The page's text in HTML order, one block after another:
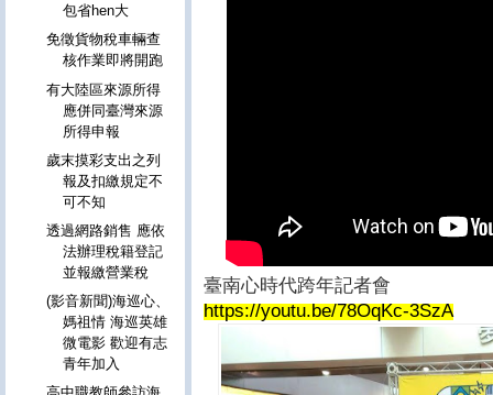
臺南心時代跨年記者會
https://youtu.be/78OqKc-3SzA
包省hen大
免徵貨物稅車輛查
核作業即將開跑
有大陸區來源所得
應併同臺灣來源
所得申報
歲末摸彩支出之列
報及扣繳規定不
可不知
透過網路銷售 應依
法辦理稅籍登記
並報繳營業稅
(影音新聞)海巡心、
媽祖情 海巡英雄
微電影 歡迎有志
青年加入